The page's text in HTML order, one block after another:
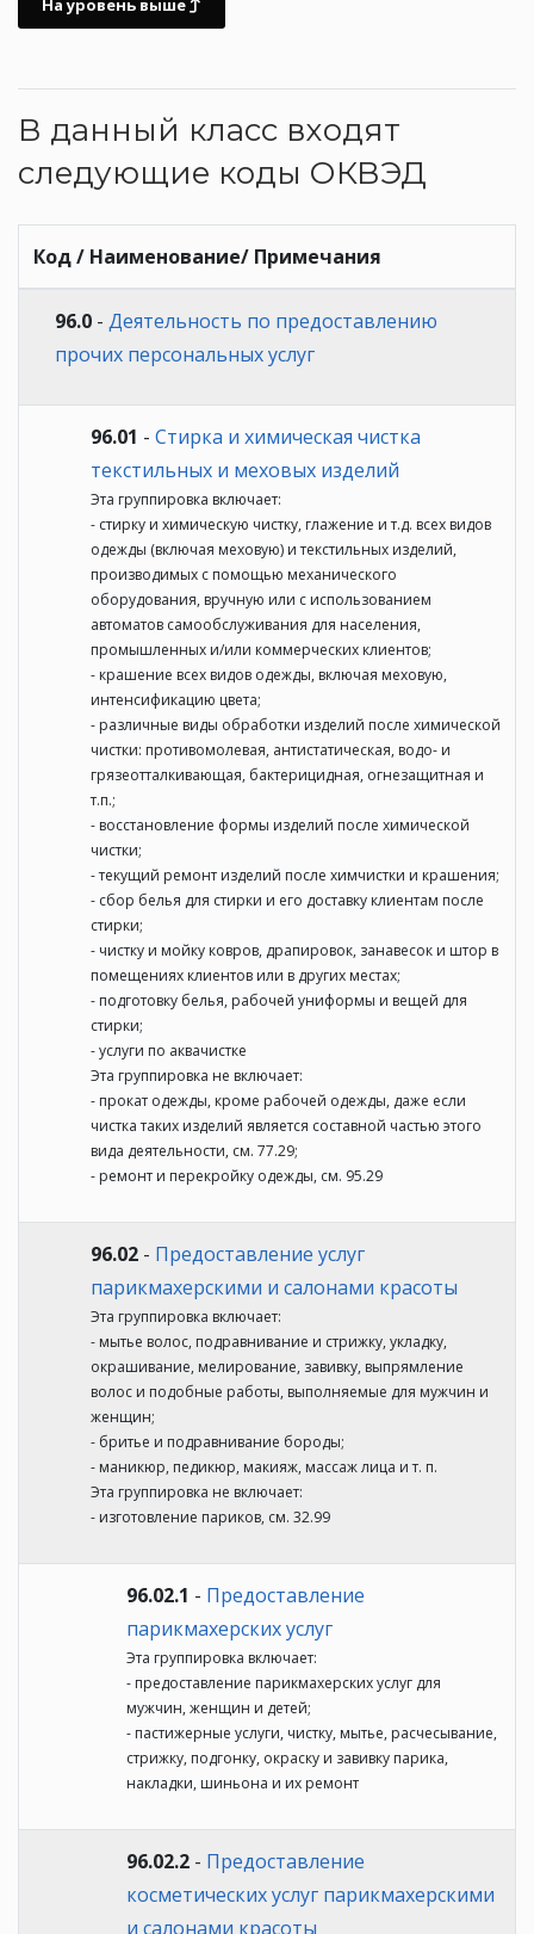
На уровень выше
В данный класс входят
следующие коды ОКВЭД
Код / Наименование/ Примечания
96.0 - Деятельность по предоставлению
прочих персональных услуг
96.01 - Стирка и химическая чистка
текстильных и меховых изделий
Эта группировка включает:
- стирку и химическую чистку, глажение и т.д. всех видов
одежды (включая меховую) и текстильных изделий,
производимых с помощью механического
оборудования, вручную или с использованием
автоматов самообслуживания для населения,
промышленных и/или коммерческих клиентов;
- крашение всех видов одежды, включая меховую,
интенсификацию цвета;
- различные виды обработки изделий после химической
чистки: противомолевая, антистатическая, водо- и
грязеотталкивающая, бактерицидная, огнезащитная и
т.п.;
- восстановление формы изделий после химической
чистки;
- текущий ремонт изделий после химчистки и крашения;
- сбор белья для стирки и его доставку клиентам после
стирки;
- чистку и мойку ковров, драпировок, занавесок и штор в
помещениях клиентов или в других местах;
- подготовку белья, рабочей униформы и вещей для
стирки;
- услуги по аквачистке
Эта группировка не включает:
- прокат одежды, кроме рабочей одежды, даже если
чистка таких изделий является составной частью этого
вида деятельности, см. 77.29;
- ремонт и перекройку одежды, см. 95.29
96.02 - Предоставление услуг
парикмахерскими и салонами красоты
Эта группировка включает:
- мытье волос, подравнивание и стрижку, укладку,
окрашивание, мелирование, завивку, выпрямление
волос и подобные работы, выполняемые для мужчин и
женщин;
- бритье и подравнивание бороды;
- маникюр, педикюр, макияж, массаж лица и т. п.
Эта группировка не включает:
- изготовление париков, см. 32.99
96.02.1 - Предоставление
парикмахерских услуг
Эта группировка включает:
- предоставление парикмахерских услуг для
мужчин, женщин и детей;
- пастижерные услуги, чистку, мытье, расчесывание,
стрижку, подгонку, окраску и завивку парика,
накладки, шиньона и их ремонт
96.02.2 - Предоставление
косметических услуг парикмахерскими
и салонами красоты